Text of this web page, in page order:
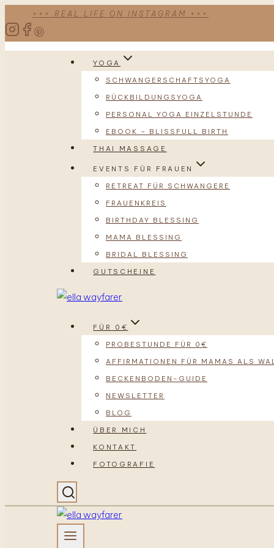
Inhalt
+++ REAL LIFE ON INSTAGRAM +++
YOGA
SCHWANGERSCHAFTSYOGA
RÜCKBILDUNGSYOGA
PERSONAL YOGA EINZELSTUNDE
EBOOK – BLISSFULL BIRTH
THAI MASSAGE
EVENTS FÜR FRAUEN
RETREAT FÜR SCHWANGERE
FRAUENKREIS
BIRTHDAY BLESSING
MAMA BLESSING
BRIDAL BLESSING
GUTSCHEINE
FÜR 0€
PROBESTUNDE FÜR 0€
AFFIRMATIONEN FÜR MAMAS ALS
BECKENBODEN-GUIDE
NEWSLETTER
BLOG
ÜBER MICH
KONTAKT
FOTOGRAFIE